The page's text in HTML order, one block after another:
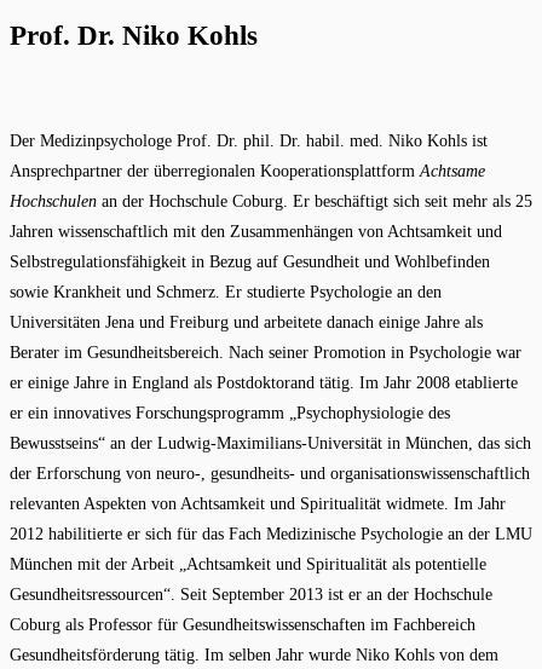
Prof. Dr. Niko Kohls
Der Medizinpsychologe Prof. Dr. phil. Dr. habil. med. Niko Kohls ist
Ansprechpartner der überregionalen KooperationsplattformAchtsame
Hochschulen an der Hochschule Coburg. Er beschäftigt sich seit mehr als 25
Jahren wissenschaftlich mit den Zusammenhängen von Achtsamkeit und
Selbstregulationsfähigkeit in Bezug auf Gesundheit und Wohlbefinden
sowie Krankheit und Schmerz. Er studierte Psychologie an den
Universitäten Jena und Freiburg und arbeitete danach einige Jahre als
Berater im Gesundheitsbereich. Nach seiner Promotion in Psychologie war
er einige Jahre in England als Postdoktorand tätig. Im Jahr 2008 etablierte
er ein innovatives Forschungsprogramm „Psychophysiologie des
Bewusstseins“ an der Ludwig-Maximilians-Universität in München, das sich
der Erforschung von neuro-, gesundheits- und organisationswissenschaftlich
relevanten Aspekten von Achtsamkeit und Spiritualität widmete. Im Jahr
2012 habilitierte er sich für das Fach Medizinische Psychologie an der LMU
München mit der Arbeit „Achtsamkeit und Spiritualität als potentielle
Gesundheitsressourcen“. Seit September 2013 ist er an der Hochschule
Coburg als Professor für Gesundheitswissenschaften im Fachbereich
Gesundheitsförderung tätig. Im selben Jahr wurde Niko Kohls von dem